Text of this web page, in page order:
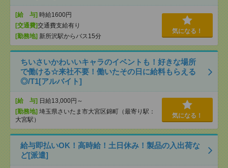
[給 与] 時給1600円
[交通費]交通費支給有り
[勤務地] 新所沢駅からバス15分
気になる！
ちいさいかわいいキャラのイベントも！好きな場所
で働ける☆来社不要！働いたその日に給料もらえる
◎/T1[アルバイト]
[給 与] 日給13,000円～
[勤務地] 埼玉県さいたま市大宮区錦町（最寄り駅：
大宮駅）
気になる！
給与即払いOK！高時給！土日休み！製品の入出荷な
ど[派遣]